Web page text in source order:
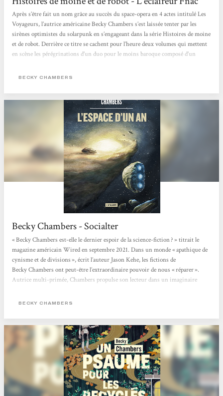
Après s’être fait un nom grâce au succès du space-opera en 4 actes intitulé Les
Voyageurs, l’autrice américaine Becky Chambers s’est laissée tenter par les
sirènes optimistes du solarpunk en s’engageant dans la série Histoires de moine
et de robot. Derrière ce titre se cachent pour l’heure deux volumes qui mettent
en scène les pérégrinations d’un duo pour le moins baroque composé d’un
technologie et la nature coexistent enfin pacifiquement. Après...
BECKY CHAMBERS
Becky Chambers - Socialter
« Becky Chambers est-elle le dernier espoir de la science-fiction ? » titrait le
magazine américain Wired en septembre 2021. Dans un monde « apathique de
cynisme et de divisions », écrit l’auteur Jason Kehe, les fictions de
Becky Chambers ont peut-être l’extraordinaire pouvoir de nous « réparer ».
Autrice multi-primée, Chambers propulse son lecteur dans un imaginaire
scientifiques (astrobiologiste et ingénieur satellite), elle bouscule le monde très
BECKY CHAMBERS